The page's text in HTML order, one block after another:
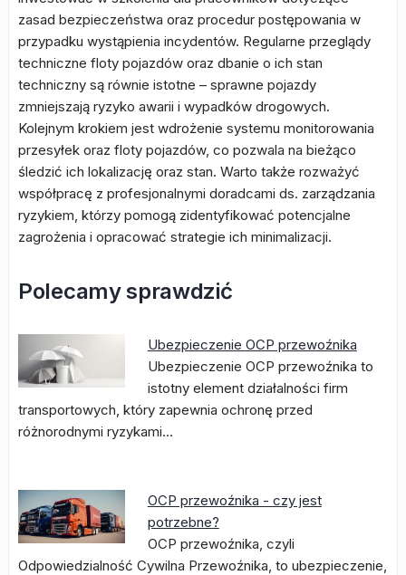
zasad bezpieczeństwa oraz procedur postępowania w
przypadku wystąpienia incydentów. Regularne przeglądy
techniczne floty pojazdów oraz dbanie o ich stan
techniczny są równie istotne – sprawne pojazdy
zmniejszają ryzyko awarii i wypadków drogowych.
Kolejnym krokiem jest wdrożenie systemu monitorowania
przesyłek oraz floty pojazdów, co pozwala na bieżąco
śledzić ich lokalizację oraz stan. Warto także rozważyć
współpracę z profesjonalnymi doradcami ds. zarządzania
ryzykiem, którzy pomogą zidentyfikować potencjalne
zagrożenia i opracować strategie ich minimalizacji.
Polecamy sprawdzić
Ubezpieczenie OCP przewoźnika
Ubezpieczenie OCP przewoźnika to
istotny element działalności firm
transportowych, który zapewnia ochronę przed
różnorodnymi ryzykami…
OCP przewoźnika - czy jest
potrzebne?
OCP przewoźnika, czyli
Odpowiedzialność Cywilna Przewoźnika, to ubezpieczenie,